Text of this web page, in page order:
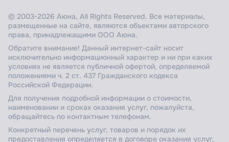
© 2003-2026 Аюна, All Rights Reserved. Все материалы,
размещенные на сайте, являются объектами авторского
права, принадлежащими ООО Аюна.
Обратите внимание! Данный интернет-сайт носит
исключительно информационный характер и ни при каких
условиях не является публичной офертой, определяемой
положениями ч. 2 ст. 437 Гражданского кодекса
Российской Федерации.
Для получения подробной информации о стоимости,
наименовании и сроках оказания услуг, пожалуйста,
обращайтесь по контактным телефонам.
Конкретный перечень услуг, товаров и порядок их
предоставления определяется в договоре оказания услуг,